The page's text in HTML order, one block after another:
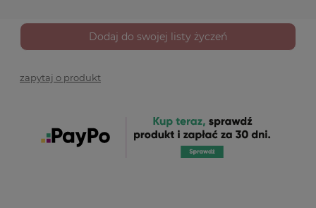
Dodaj do swojej listy życzeń
zapytaj o produkt